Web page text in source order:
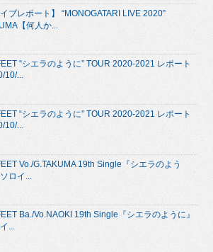
イブレポート】 “MONOGATARI LIVE 2020”
【何人か...
“シエラのように” TOUR 2020-2021 レポート
10/...
“シエラのように” TOUR 2020-2021 レポート
10/...
Vo./G.TAKUMA 19th Single『シエラのよう
ロイ...
Ba./Vo.NAOKI 19th Single『シエラのように』
...